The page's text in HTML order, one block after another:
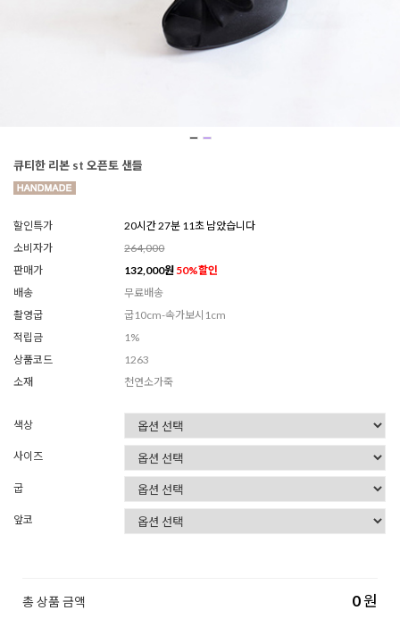
큐티한 리본 st 오픈토 샌들
할인특가
20시간 27분 09초 남았습니다
소비자가
264,000
판매가
132,000원 50%할인
배송
무료배송
촬영굽
굽10cm-속가보시1cm
적립금
1%
상품코드
1263
소재
천연소가죽
색상
사이즈
굽
앞코
총 상품 금액 0원